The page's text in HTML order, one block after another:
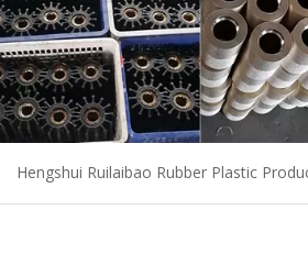
Hengshui Ruilaibao Rubber Plastic